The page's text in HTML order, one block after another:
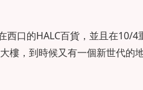
西口的HALC百貨，並且在10/4
樓，到時候又有一個新世代的